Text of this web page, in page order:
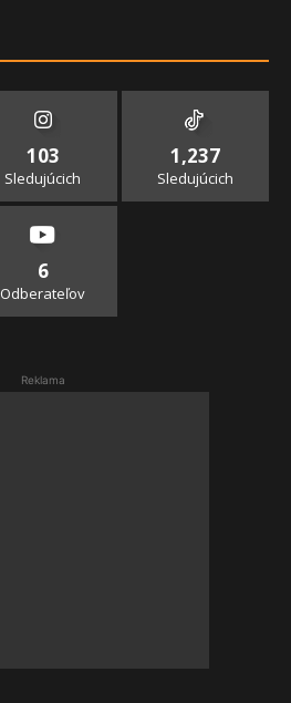
103
Sledujúcich
1,237
Sledujúcich
6
Odberateľov
Reklama